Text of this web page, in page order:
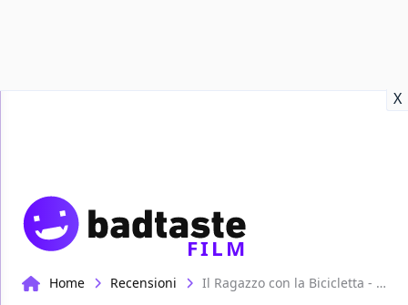
X
FILM
Home Recensioni Il Ragazzo con la Bicicletta - la recensione